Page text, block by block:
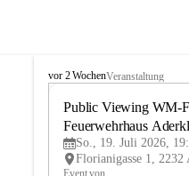
A
vor 2 WochenVeranstaltung
Public Viewing WM-
Feuerwehrhaus
So., 19. Juli 2026,
Event von